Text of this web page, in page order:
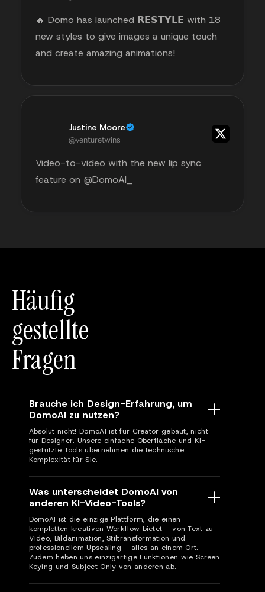
🔥 Domo has launched 𝗥𝗘𝗦𝗧𝗬𝗟𝗘 with 18
new styles to give images a unique touch
and create amazing animations!
Justine Moore
@venturetwins
Video-to-video with the new lip sync
feature on @DomoAI_
Häufig
gestellte
Fragen
Brauche ich Design-Erfahrung, um
DomoAI zu nutzen?
Absolut nicht! DomoAI ist für Creator gebaut, nicht
für Designer. Unsere einfache Oberfläche und KI-
gestützte Tools übernehmen die technische
Komplexität für Sie.
Was unterscheidet DomoAI von
anderen KI-Video-Tools?
DomoAI ist die einzige Plattform, die einen
kompletten kreativen Workflow bietet – von Text zu
Video, Bildanimation, Stiltransformation und
professionellem Upscaling – alles an einem Ort.
Zudem heben uns einzigartige Funktionen wie Screen
Keying und Subject Only von anderen ab.